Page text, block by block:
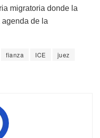
migratoria donde la
de la
fianza ICE
juez